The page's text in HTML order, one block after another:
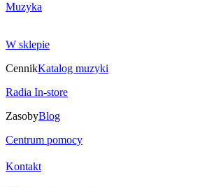
Muzyka
W sklepie
CennikKatalog muzyki
Radia In-store
ZasobyBlog
Centrum pomocy
Kontakt